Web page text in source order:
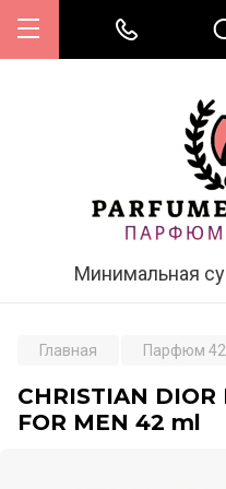
Минимальная
Главная Парфюм 42
CHRISTIAN DIOR
FOR MEN 42 ml